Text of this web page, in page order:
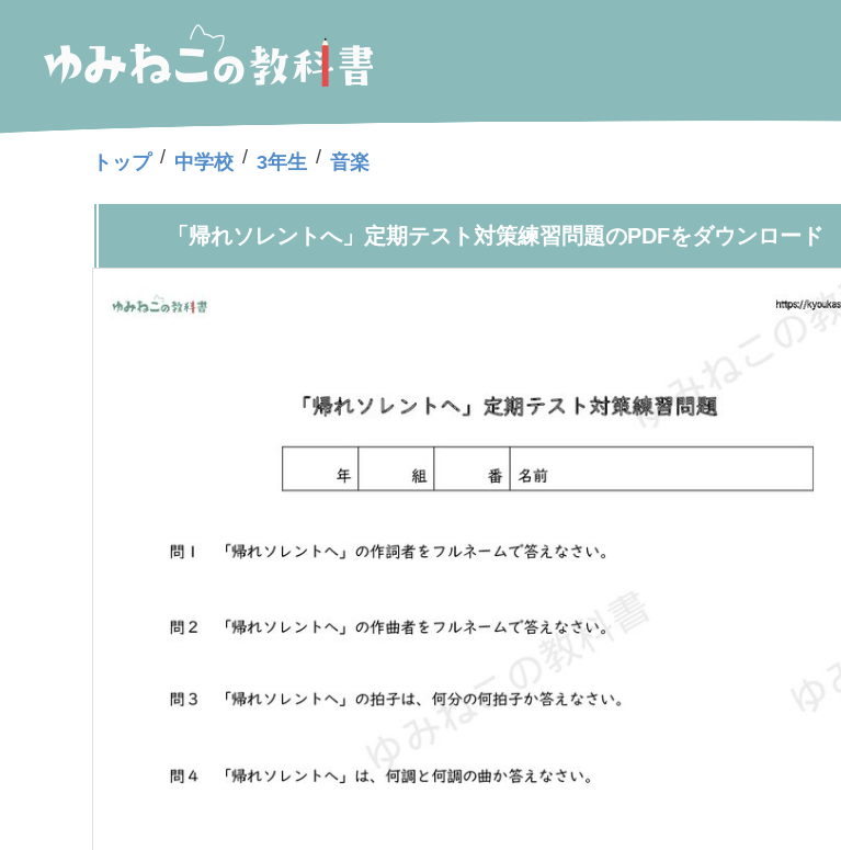
トップ / 中学校 / 3年生 / 音楽
「帰れソレントへ」定期テスト対策練習問題のPDFをダウンロード